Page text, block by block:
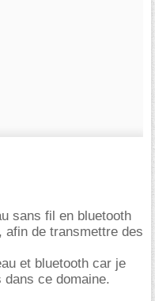
sans fil en bluetooth
afin de transmettre des
et bluetooth car je
ce domaine.